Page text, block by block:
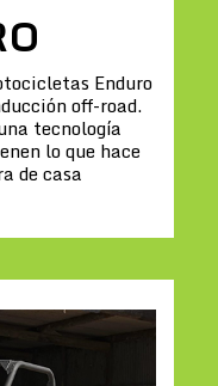
Enduro
off-road.
tecnología
lo que hace
de casa